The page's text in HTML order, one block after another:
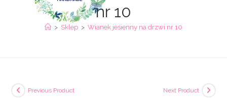
nr 10
> Sklep > Wianek jesienny na drzwi nr 10
Previous Product Next Product